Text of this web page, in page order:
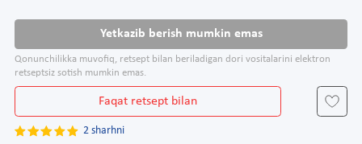
Yetkazib berish mumkin emas
Qonunchilikka muvofiq, retsept bilan beriladigan dori vositalarini elektron
retseptsiz sotish mumkin emas.
Faqat retsept bilan
2 sharhni